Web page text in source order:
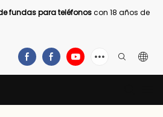
fundas para teléfonoscon 18 años de